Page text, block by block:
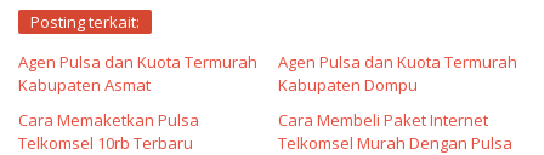
Posting terkait:
Agen Pulsa dan Kuota Termurah
Kabupaten Asmat
Agen Pulsa dan Kuota Termurah
Kabupaten Dompu
Cara Memaketkan Pulsa
Telkomsel 10rb Terbaru
Cara Membeli Paket Internet
Telkomsel Murah Dengan Pulsa